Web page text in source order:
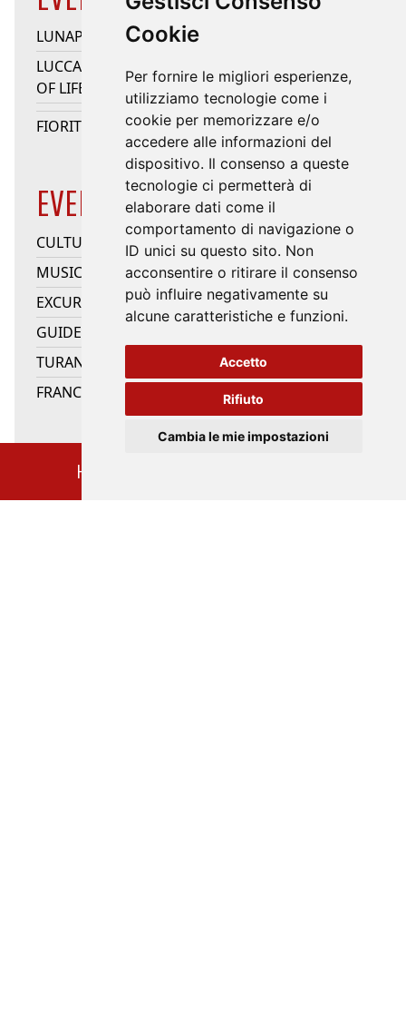
Cookie
Per fornire le migliori esperienze,
utilizziamo tecnologie come i
cookie per memorizzare e/o
accedere alle informazioni del
dispositivo. Il consenso a queste
tecnologie ci permetterà di
elaborare dati come il
comportamento di navigazione o
ID unici su questo sito. Non
acconsentire o ritirare il consenso
può influire negativamente su
alcune caratteristiche e funzioni.
Accetto
Rifiuto
Cambia le mie impostazioni
HOME
LUNAPARK
LUCCA JAZZ DONNA - QUINTO ELEMENTO/SONG
OF LIFE/HEARTSONGS
FIORITURE
EVENTS CATEGORIES
CULTURE
MUSIC
EXCURSIONS
GUIDED TOURS
TURANDOT100
FRANCESCO 800